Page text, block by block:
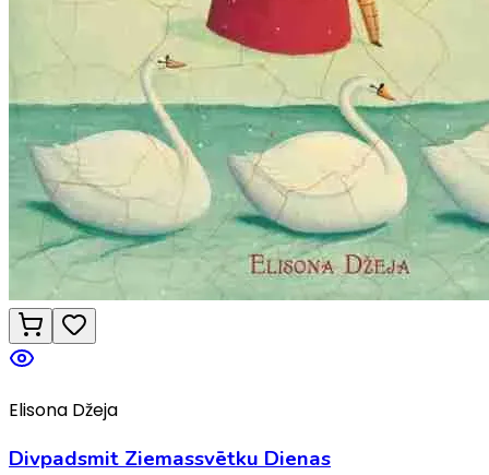
Elisona Džeja
Divpadsmit Ziemassvētku Dienas